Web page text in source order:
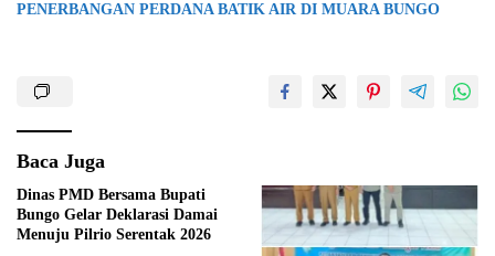
PENERBANGAN PERDANA BATIK AIR DI MUARA BUNGO
Baca Juga
Dinas PMD Bersama Bupati
Bungo Gelar Deklarasi Damai
Menuju Pilrio Serentak 2026